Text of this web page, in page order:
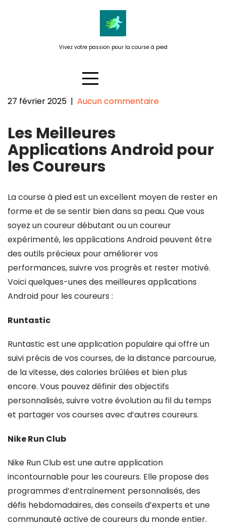
Vivez votre passion pour la course à pied
Android pour Courir : Suivez Vos
Performances en Mouvement
27 février 2025 | Aucun commentaire
Les Meilleures
Applications Android pour
les Coureurs
La course à pied est un excellent moyen de rester en
forme et de se sentir bien dans sa peau. Que vous
soyez un coureur débutant ou un coureur
expérimenté, les applications Android peuvent être
des outils précieux pour améliorer vos
performances, suivre vos progrès et rester motivé.
Voici quelques-unes des meilleures applications
Android pour les coureurs :
Runtastic
Runtastic est une application populaire qui offre un
suivi précis de vos courses, de la distance parcourue,
de la vitesse, des calories brûlées et bien plus
encore. Vous pouvez définir des objectifs
personnalisés, suivre votre évolution au fil du temps
et partager vos courses avec d’autres coureurs.
Nike Run Club
Nike Run Club est une autre application
incontournable pour les coureurs. Elle propose des
programmes d’entraînement personnalisés, des
défis hebdomadaires, des conseils d’experts et une
communauté active de coureurs du monde entier.